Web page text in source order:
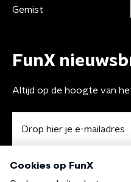
Gemist
FunX
Altijd op de hoogte van